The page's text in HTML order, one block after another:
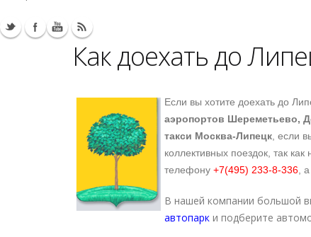
Как доехать до
Если вы хотите доехать до
аэропортов Шереметьево,
такси Москва-Липецк , если
коллективных поездок, так
телефону +7(495) 233-8-336 ,
В нашей компании большой
автопарк и подберите